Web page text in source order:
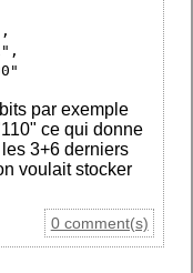
par exemple
ce qui donne
3+6 derniers
voulait stocker
0 comment(s)